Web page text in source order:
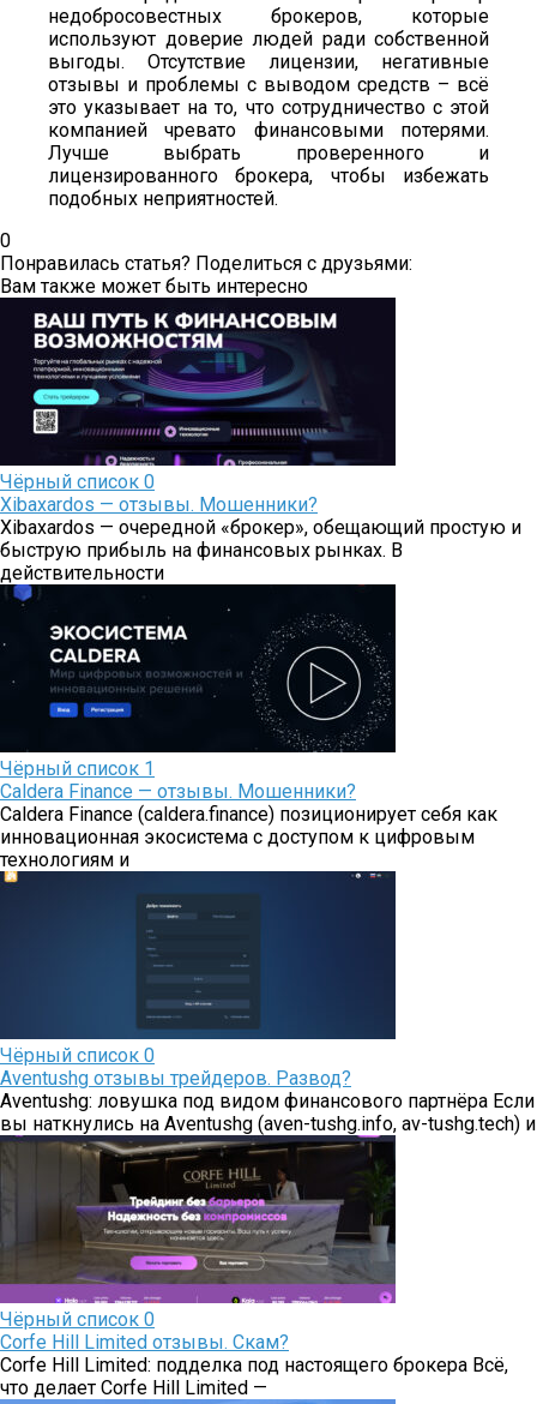
недобросовестных брокеров, которые
используют доверие людей ради собственной
выгоды. Отсутствие лицензии, негативные
отзывы и проблемы с выводом средств – всё
это указывает на то, что сотрудничество с этой
компанией чревато финансовыми потерями.
Лучше выбрать проверенного и
лицензированного брокера, чтобы избежать
подобных неприятностей.
0
Понравилась статья? Поделиться с друзьями:
Вам также может быть интересно
Чёрный список 0
Xibaxardos — отзывы. Мошенники?
Xibaxardos — очередной «брокер», обещающий простую и
быструю прибыль на финансовых рынках. В
действительности
Чёрный список 1
Caldera Finance — отзывы. Мошенники?
Caldera Finance (caldera.finance) позиционирует себя как
инновационная экосистема с доступом к цифровым
технологиям и
Чёрный список 0
Aventushg отзывы трейдеров. Развод?
Aventushg: ловушка под видом финансового партнёра Если
вы наткнулись на Aventushg (aven-tushg.info, av-tushg.tech) и
Чёрный список 0
Corfe Hill Limited отзывы. Скам?
Corfe Hill Limited: подделка под настоящего брокера Всё,
что делает Corfe Hill Limited —